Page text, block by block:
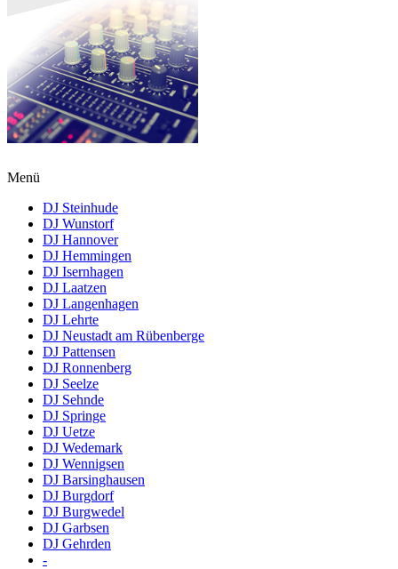
Menü
DJ Steinhude
DJ Wunstorf
DJ Hannover
DJ Hemmingen
DJ Isernhagen
DJ Laatzen
DJ Langenhagen
DJ Lehrte
DJ Neustadt am Rübenberge
DJ Pattensen
DJ Ronnenberg
DJ Seelze
DJ Sehnde
DJ Springe
DJ Uetze
DJ Wedemark
DJ Wennigsen
DJ Barsinghausen
DJ Burgdorf
DJ Burgwedel
DJ Garbsen
DJ Gehrden
-